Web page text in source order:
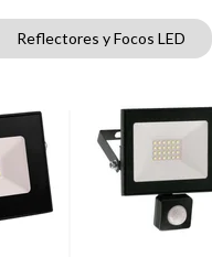
Reflectores y Focos LED
Cintas de embalaje